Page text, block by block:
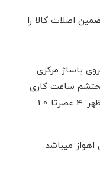
اصلات کالا را
پاساژ مرکزی
ساعت کاری
شنبه تا پنج شنبه: 8 صبح تا 2 بعد از ظهر: 4 عصرتا 10
میباشد.